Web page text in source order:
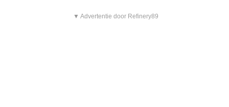
▼ Advertentie door Refinery89